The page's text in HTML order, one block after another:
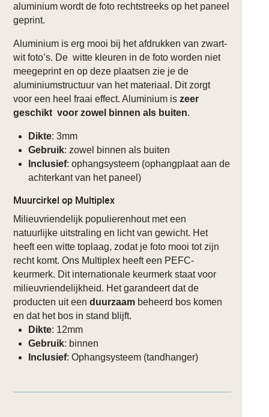
aluminium wordt de foto rechtstreeks op het paneel
geprint.
Aluminium is erg mooi bij het afdrukken van zwart-
wit foto’s. De witte kleuren in de foto worden niet
meegeprint en op deze plaatsen zie je de
aluminiumstructuur van het materiaal. Dit zorgt
voor een heel fraai effect. Aluminium iszeer
geschikt voor zowel binnen als buiten.
Dikte: 3mm
Gebruik: zowel binnen als buiten
Inclusief: ophangsysteem (ophangplaat aan de
achterkant van het paneel)
Muurcirkel op Multiplex
Milieuvriendelijk populierenhout met een
natuurlijke uitstraling en licht van gewicht. Het
heeft een witte toplaag, zodat je foto mooi tot zijn
recht komt. Ons Multiplex heeft een PEFC-
keurmerk. Dit internationale keurmerk staat voor
milieuvriendelijkheid. Het garandeert dat de
producten uit eenduurzaam beheerd bos komen
en dat het bos in stand blijft.
Dikte: 12mm
Gebruik: binnen
Inclusief: Ophangsysteem (tandhanger)